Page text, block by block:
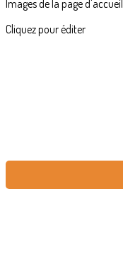
Images de la page d'accueil
Cliquez pour éditer